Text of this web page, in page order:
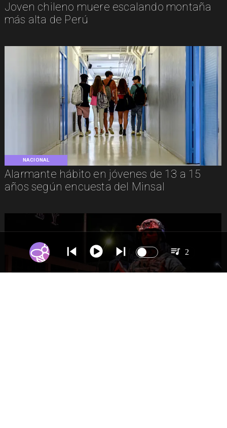
Joven chileno muere escalando montaña
más alta de Perú
NACIONAL
Alarmante hábito en jóvenes de 13 a 15
años según encuesta del Minsal
2